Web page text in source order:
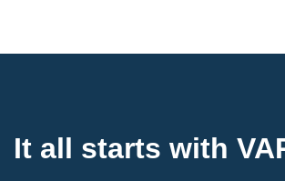
It all starts with